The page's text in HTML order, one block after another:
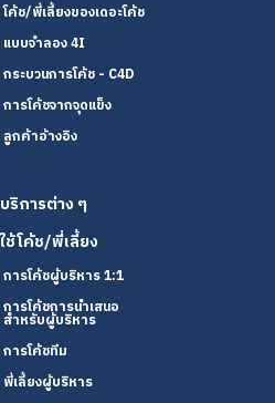
โค้ช/พี่เลี้ยงของเดอะโค้ช
แบบจำลอง 4I
กระบวนการโค้ช - C4D
การโค้ชจากจุดแข็ง
ลูกค้าอ้างอิง
บริการต่าง ๆ
ใช้โค้ช/พี่เลี้ยง
การโค้ชผู้บริหาร 1:1
การโค้ชการนำเสนอ
สำหรับผู้บริหาร
การโค้ชทีม
พี่เลี้ยงผู้บริหาร